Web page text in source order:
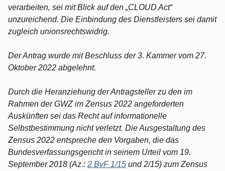
verarbeiten, sei mit Blick auf den „CLOUD Act“
unzureichend. Die Einbindung des Dienstleisters sei damit
zugleich unionsrechtswidrig.
Der Antrag wurde mit Beschluss der 3. Kammer vom 27.
Oktober 2022 abgelehnt.
Durch die Heranziehung der Antragsteller zu den im
Rahmen der GWZ im Zensus 2022 angeforderten
Auskünften sei das Recht auf informationelle
Selbstbestimmung nicht verletzt. Die Ausgestaltung des
Zensus 2022 entspreche den Vorgaben, die das
Bundesverfassungsgericht in seinem Urteil vom 19.
September 2018 (Az.: 2 BvF 1/15 und 2/15) zum Zensus